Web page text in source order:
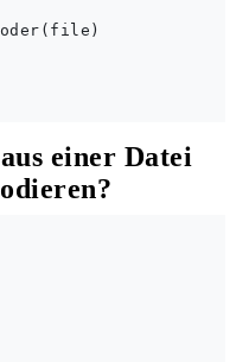
einer Datei